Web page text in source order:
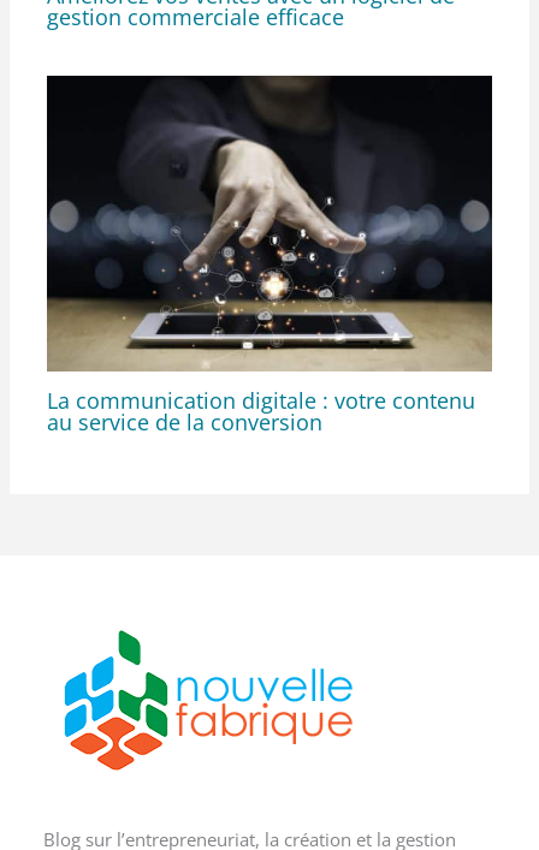
gestion commerciale efficace
La communication digitale : votre contenu
au service de la conversion
Blog sur l’entrepreneuriat, la création et la gestion